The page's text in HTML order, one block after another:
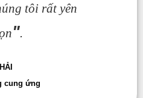
tôi rất yên
".
cung ứng